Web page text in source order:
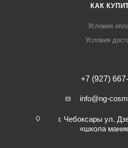
КАК
Условия
Условия
+7 (927)
info@ng-
г. Чебоксары ул.
«школа